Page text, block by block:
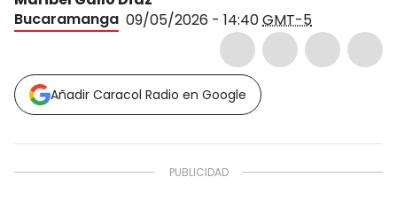
Bucaramanga 09/05/2026 - 14:40GMT-5
Añadir Caracol Radio en Google